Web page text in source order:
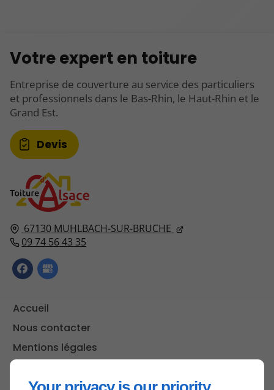
67130 MUHLBACH-SUR-BRUCHE
09 74 56 43 35
Accueil
Nous contacter
Mentions légales
Votre expert en toiture
Entreprise de couverture au service des particuliers
et professionnels dans le Bas-Rhin, le Haut-Rhin et le
Grand Est.
Devis